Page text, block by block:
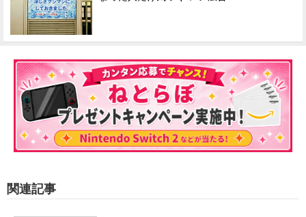
関連記事